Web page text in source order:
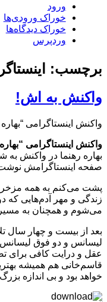
ورود
خوراک ورودی‌ها
خوراک دیدگاه‌ها
وردپرس
برچسب:
واکنش به اش!
واکنش اینستاگرامی
واکنش اینستاگرامی
بهاره رهنما در واکنش به
صفحه اینستاگرامش
پشت می‌کنم به همه
زندگی و مهر آدم‌هایی که
می‌شوم و همچنان به
بعد از بیست و چهار سال
لیسانس و دو فوق
عقل و درایت کافی برای
قاسم‌خانی هم همیشه
خواهد بود و بی اندازه